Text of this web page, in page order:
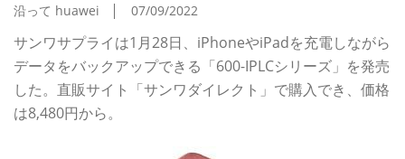
沿って huawei 07/09/2022
サンワサプライは1月28日、iPhoneやiPadを充電しながら
データをバックアップできる「600-IPLCシリーズ」を発売
した。直販サイト「サンワダイレクト」で購入でき、価格
は8,480円から。